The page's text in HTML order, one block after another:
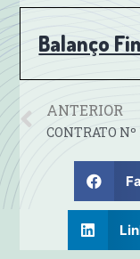
Balanço
ANTERIOR